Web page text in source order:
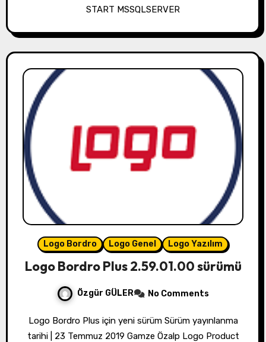
START MSSQLSERVER
Logo Bordro Logo Genel Logo Yazılım
Logo Bordro Plus 2.59.01.00 sürümü
Özgür GÜLER No Comments
Logo Bordro Plus için yeni sürüm Sürüm yayınlanma
tarihi | 23 Temmuz 2019 Gamze Özalp Logo Product